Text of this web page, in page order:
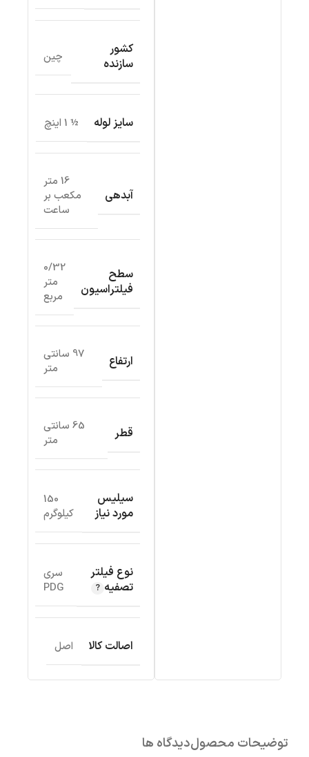
کشور
سازنده
چین
سایز لوله ½ 1 اینچ
آبدهی
16 متر
مکعب بر
ساعت
سطح
فیلتراسیون
0/32
متر
مربع
ارتفاع
97 سانتی
متر
قطر
65 سانتی
متر
سیلیس
مورد نیاز
150
کیلوگرم
نوع فیلتر
تصفیه
سری
PDG
اصالت کالا اصل
توضیحات محصولدیدگاه ها